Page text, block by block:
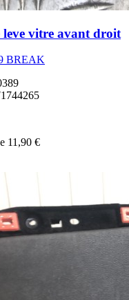
vitre avant droit
BREAK
11,90 €